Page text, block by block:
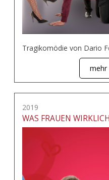
Tragikomödie von Dario
mehr
2019
WAS FRAUEN